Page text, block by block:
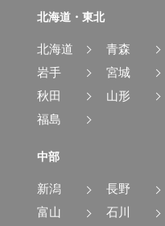
北海道・東北
北海道
青森
岩手
宮城
秋田
山形
福島
中部
新潟
長野
富山
石川